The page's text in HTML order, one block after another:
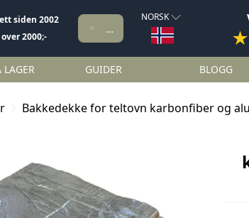
siden 2002
2000;-
NORSK
LAGER GUIDER BLOGG
Bakkedekke for teltovn karbonfiber og